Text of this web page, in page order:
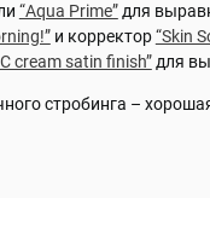
“Aqua Prime”для
и корректор“Skin
cream satin finish”для
стробинга –